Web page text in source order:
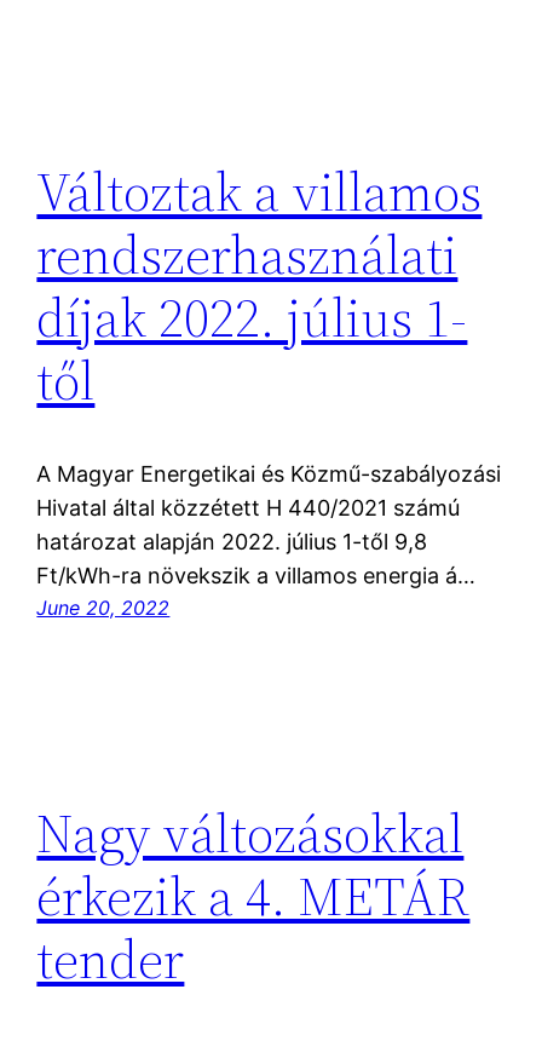
Változtak a villamos
rendszerhasználati
díjak 2022. július 1-
től
A Magyar Energetikai és Közmű-szabályozási
Hivatal által közzétett H 440/2021 számú
határozat alapján 2022. július 1-től 9,8
Ft/kWh-ra növekszik a villamos energia á…
June 20, 2022
Nagy változásokkal
érkezik a 4. METÁR
tender